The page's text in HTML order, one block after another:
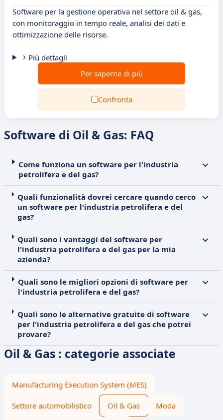
Software per la gestione operativa nel settore oil & gas,
con monitoraggio in tempo reale, analisi dei dati e
ottimizzazione delle risorse.
Più dettagli
Per saperne di più
Confronta
Software di Oil & Gas: FAQ
Come funziona un software per l'industria
petrolifera e del gas?
Quali funzionalità dovrei cercare quando cerco
un software per l'industria petrolifera e del
gas?
Quali sono i vantaggi del software per
l'industria petrolifera e del gas per la mia
azienda?
Quali sono le migliori opzioni di software per
l'industria petrolifera e del gas?
Quali sono le alternative gratuite di software
per l'industria petrolifera e del gas che potrei
provare?
Oil & Gas : categorie associate
Manufacturing Execution System (MES)
Settore automobilistico Oil & Gas Moda